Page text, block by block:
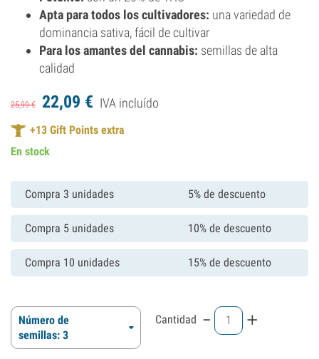
Apta para todos los cultivadores: una variedad de
dominancia sativa, fácil de cultivar
Para los amantes del cannabis: semillas de alta
calidad
25,99€ 22,09 € IVA incluído
+13 Gift Points extra
En stock
Compra 3 unidades 5% de descuento
Compra 5 unidades 10% de descuento
Compra 10 unidades 15% de descuento
Número de
semillas: 3
Cantidad - +